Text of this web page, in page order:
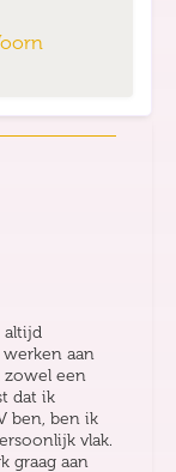
altijd
aan
zowel een
dat ik
ben, ben ik
vlak.
graag aan